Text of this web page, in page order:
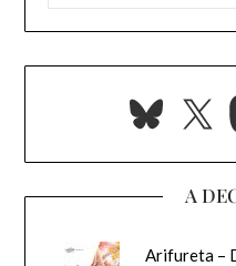
X
A
Arifureta –